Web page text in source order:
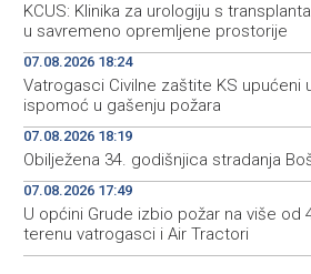
KCUS: Klinika za urologiju s
u savremeno opremljene prostorije
07.08.2026 18:24
Vatrogasci Civilne zaštite KS upućeni
ispomoć u gašenju požara
07.08.2026 18:19
Obilježena 34. godišnjica stradanja
07.08.2026 17:49
U općini Grude izbio požar na više od
terenu vatrogasci i Air Tractori